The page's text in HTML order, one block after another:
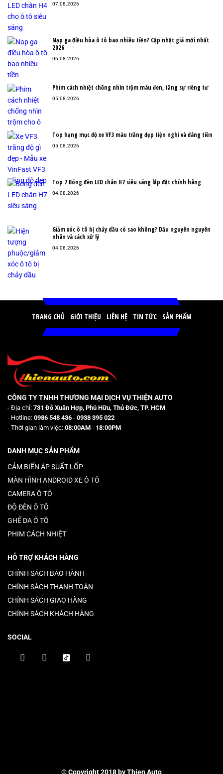
07.08.2026
Nạp ga điều hòa ô tô bao nhiêu tiền? Cập nhật giá mới nhất
2026
06.08.2026
Phim cách nhiệt chống nhìn trộm màu đen, tăng sự riêng tư
05.08.2026
Top hạng mục độ xe VF3 màu trắng đẹp tiện nghi và đáng tiền
05.08.2026
Top 7 Bóng đèn LED chân H7 siêu sáng lắp đặt chính hãng
04.08.2026
Giảm xóc ô tô bị chảy dầu có sao không? Dấu nguyên nguyên
nhân và cách xử lý
04.08.2026
TRANG CHỦ GIỚI THIỆU LIÊN HỆ TIN TỨC SẢN PHẨM
CÔNG TY TNHH THƯƠNG MẠI DỊCH VỤ THIỆN AUTO
- Địa chỉ: 731 Đỗ Xuân Hợp, Phú Hữu, Thủ Đức, TP. HCM
- Hotline: 0986 548 436 - 0938 395 022
- Thời gian làm việc: 08:00AM - 18:00PM
DANH MỤC SẢN PHẨM
CẢM BIẾN ÁP SUẤT LỐP
MÀN HÌNH ANDROID XE Ô TÔ
CAMERA Ô TÔ
ĐỘ ĐÈN Ô TÔ
GHẾ DA Ô TÔ
PHIM CÁCH NHIỆT
HỖ TRỢ KHÁCH HÀNG
CHÍNH SÁCH BẢO HÀNH
CHÍNH SÁCH THANH TOÁN
CHÍNH SÁCH GIAO HÀNG
CHÍNH SÁCH KHÁCH HÀNG
SOCIAL
© Copyright 2018 by Thien Auto